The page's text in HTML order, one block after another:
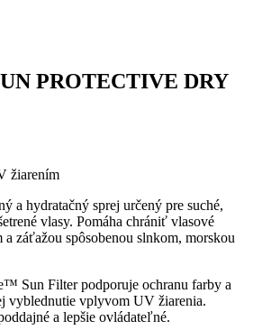
PROTECTIVE DRY
žiarením
a hydratačný sprej určený pre suché,
vlasy. Pomáha chrániť vlasové
záťažou spôsobenou slnkom, morskou
Sun Filter podporuje ochranu farby a
vyblednutie vplyvom UV žiarenia.
a lepšie ovládateľné.